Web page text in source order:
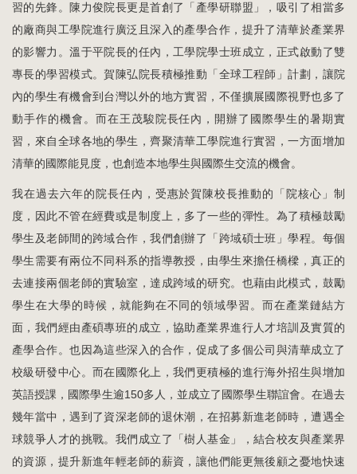
習的先鋒。陳力俊院長更是首創了「產學研聯盟」，吸引了相當多
的廠商與工學院進行廣泛且深入的產學合作，提升了清華於產業界
的影響力。溫于平院長的任內，工學院學士班成立，正式啟動了雙
專長的學習模式。賀陳弘院長積極推動「全球工程師」計劃，讓院
內的學生有機會到台灣以外的地方實習，不僅擴展國際視野也多了
動手作的機會。而在王茂駿院長任內，開辦了國際學生的暑期實
習，來自全球各地的學生，齊聚清華工學院進行實習，一方面增加
清華的國際能見度，也創造本地學生與國際生交流的機會。
我在過去六年的院長任內，受惠於賀陳校長推動的「院核心」制
度，因此不管在經費或是制度上，多了一些的彈性。為了積極鼓勵
學生及老師間的跨域合作，我們創辦了「跨域碩士班」學程。每個
學生需要有兩位不同科系的指導教授，由學生來擔任橋樑，真正的
去連接兩個老師的實驗室，達成跨域的研究。也藉由此模式，鼓勵
學生在大學的時候，就能夠在不同的領域學習。而在產業鏈結方
面，我們經由產碩專班的成立，協助產業界進行人才培訓及實質的
產學合作。也因為這些深入的合作，促成了多個公司與清華成立了
校級研發中心。而在國際化上，我們更積極的進行海外招生與增加
英語授課，國際學生逾150多人，並成立了國際學生聯誼會。在過去
幾年當中，遇到了資深老師的退休潮，在招募新進老師時，遭遇全
球競爭人才的挑戰。我們成立了「樹人基金」，結合校友與產業界
的資源，提升新進年輕老師的薪資，讓他們能更無後顧之憂地快速